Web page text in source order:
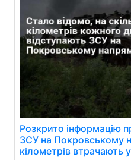
Розкрито інформацію
ЗСУ на Покровському
кілометрів втрачають